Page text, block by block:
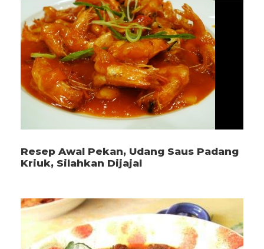
Resep Awal Pekan, Udang Saus Padang
Kriuk, Silahkan Dijajal